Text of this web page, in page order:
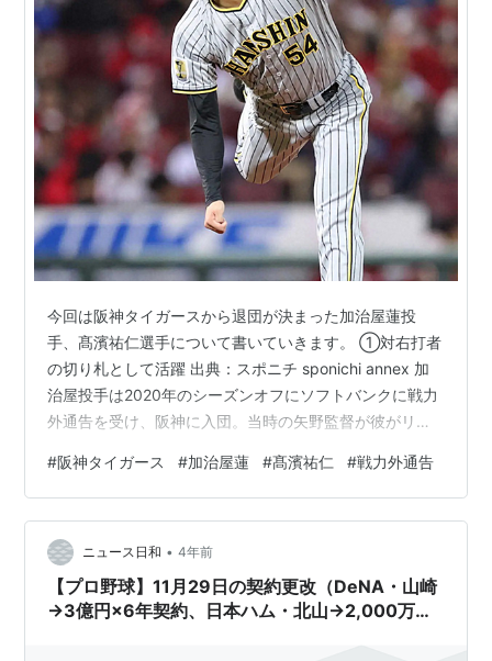
今回は阪神タイガースから退団が決まった加治屋蓮投
手、髙濱祐仁選手について書いていきます。 ①対右打者
の切り札として活躍 出典：スポニチ sponichi annex 加
治屋投手は2020年のシーズンオフにソフトバンクに戦力
外通告を受け、阪神に入団。当時の矢野監督が彼がリリ
に72登板31ホールドを記録したその実績と実力は確かで
あると認識されていました。 kichitan.hatenablog.com
しかし入団1年目は開幕1軍に入るも精彩を欠き、1軍の登
板は僅か7試合に留まり失望だけを残しましたが、2022
年は右打者への圧倒的な投球が光り39…
#阪神タイガース #加治屋蓮 #髙濱祐仁 #戦力外通告
ニュース日和 • 4年前
【プロ野球】11月29日の契約更改（DeNA・山崎
→3億円×6年契約、日本ハム・北山→2,000万円